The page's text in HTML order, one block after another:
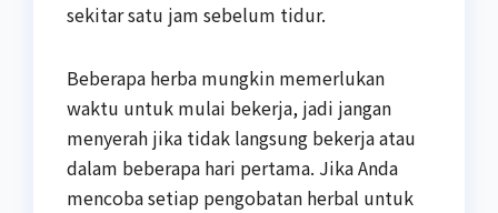
sekitar satu jam sebelum tidur.
Beberapa herba mungkin memerlukan
waktu untuk mulai bekerja, jadi jangan
menyerah jika tidak langsung bekerja atau
dalam beberapa hari pertama. Jika Anda
mencoba setiap pengobatan herbal untuk